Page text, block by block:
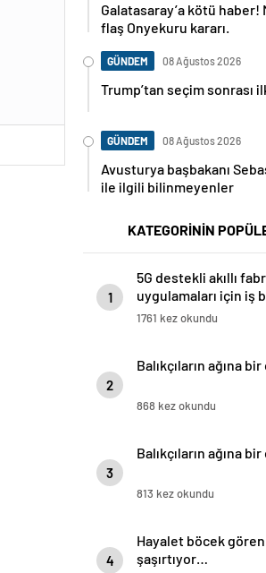
Galatasaray’a kötü haber!
flaş Onyekuru kararı.
GÜNDEM 08 Ağustos 2026
Trump’tan seçim sonrası
GÜNDEM 08 Ağustos 2026
Avusturya başbakanı
ile ilgili bilinmeyenler
KATEGORİNİN
1
5G destekli akıllı
uygulamaları için iş
1761 kez okundu
2
Balıkçıların ağına
868 kez okundu
3
Balıkçıların ağına
813 kez okundu
4
Hayalet böcek
şaşırtıyor…